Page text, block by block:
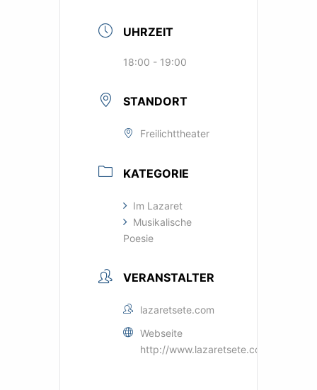
UHRZEIT
18:00 - 19:00
STANDORT
Freilichttheater
KATEGORIE
Im Lazaret
Musikalische
Poesie
VERANSTALTER
lazaretsete.com
Webseite
http://www.lazaretsete.com